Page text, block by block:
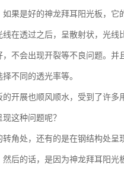
果是好的神龙拜耳阳光板，
在透过之后，呈散射状，光线
不会出现开裂等不良问题。并
不同的透光率等。
开展也顺风顺水，受到了许
这种问题呢？
角处，还有的是在钢结构处
后的话，是因为神龙拜耳阳